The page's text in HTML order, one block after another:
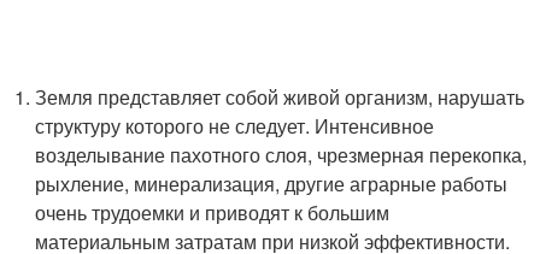
Земля представляет собой живой организм, нарушать
структуру которого не следует. Интенсивное
возделывание пахотного слоя, чрезмерная перекопка,
рыхление, минерализация, другие аграрные работы
очень трудоемки и приводят к большим
материальным затратам при низкой эффективности.